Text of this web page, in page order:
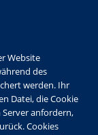
Website
des
werden. Ihr
Datei, die Cookie
Server anfordern,
Cookies